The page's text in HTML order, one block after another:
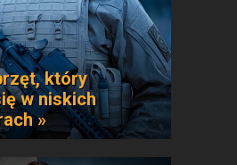
który
w niskich
»